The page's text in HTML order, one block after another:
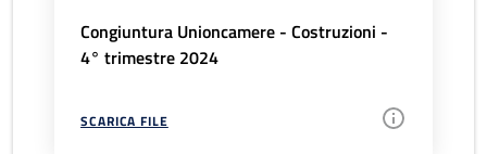
Congiuntura Unioncamere - Costruzioni -
4° trimestre 2024
SCARICA FILE